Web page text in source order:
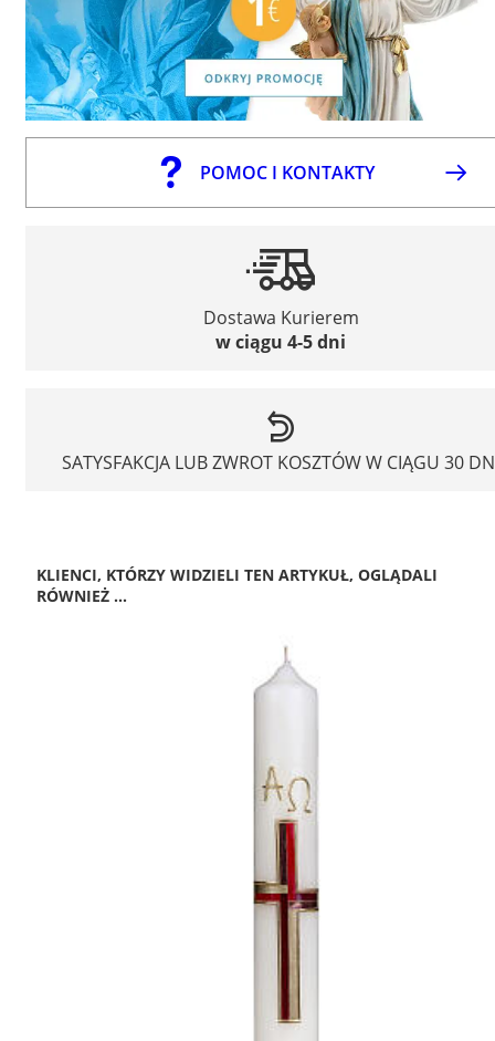
POMOC I KONTAKTY
Dostawa Kurierem
w ciągu 4-5 dni
SATYSFAKCJA LUB ZWROT KOSZTÓW W CIĄGU 30
KLIENCI, KTÓRZY WIDZIELI TEN ARTYKUŁ, OGLĄDALI
RÓWNIEŻ ...